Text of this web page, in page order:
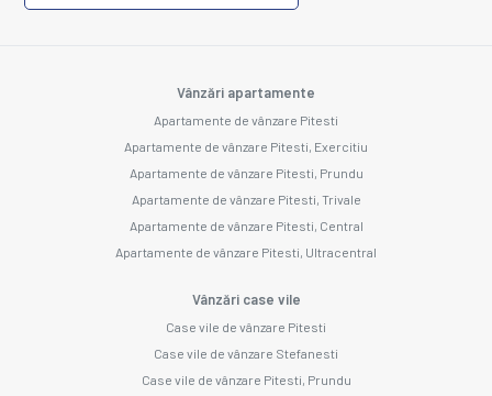
Vânzări apartamente
Apartamente de vânzare Pitesti
Apartamente de vânzare Pitesti, Exercitiu
Apartamente de vânzare Pitesti, Prundu
Apartamente de vânzare Pitesti, Trivale
Apartamente de vânzare Pitesti, Central
Apartamente de vânzare Pitesti, Ultracentral
Vânzări case vile
Case vile de vânzare Pitesti
Case vile de vânzare Stefanesti
Case vile de vânzare Pitesti, Prundu